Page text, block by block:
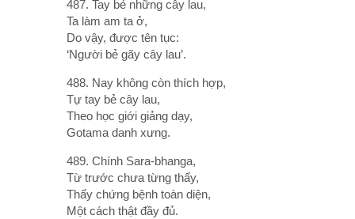
487. Tay bẻ những cây lau,
Ta làm am ta ở,
Do vậy, được tên tục:
‘Người bẻ gãy cây lau’.
488. Nay không còn thích hợp,
Tự tay bẻ cây lau,
Theo học giới giảng dạy,
Gotama danh xưng.
489. Chính Sara-bhanga,
Từ trước chưa từng thấy,
Thấy chứng bệnh toàn diện,
Một cách thật đầy đủ.